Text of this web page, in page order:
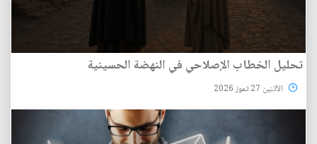
تحليل الخطاب الإصلاحي في النهضة الحسينية
الأثنين 27 تموز 2026